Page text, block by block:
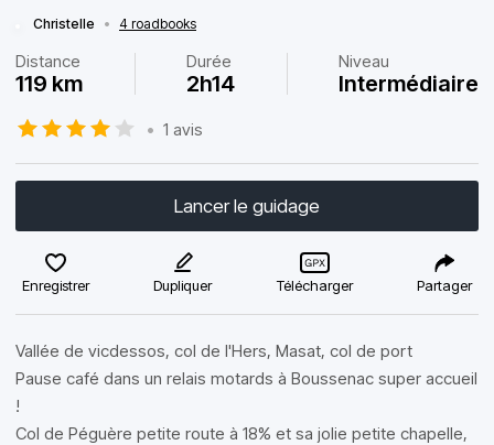
Christelle • 4 roadbooks
Distance
119 km
Durée
2h14
Niveau
Intermédiaire
• 1 avis
Lancer le guidage
Enregistrer Dupliquer Télécharger Partager
Vallée de vicdessos, col de l'Hers, Masat, col de port
Pause café dans un relais motards à Boussenac super accueil
!
Col de Péguère petite route à 18% et sa jolie petite chapelle,